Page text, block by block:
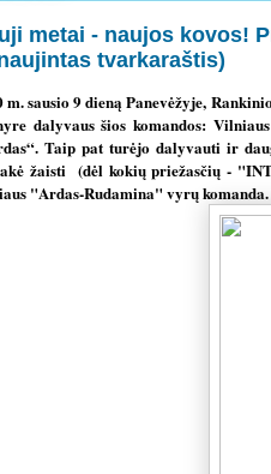
metai - naujos kovos!
tvarkaraštis)
m. sausio 9 dieną Panevėžyje,
dalyvaus šios komandos:
Taip pat turėjo dalyvauti ir
žaisti (dėl kokių priežasčių -
"Ardas-Rudamina" vyrų